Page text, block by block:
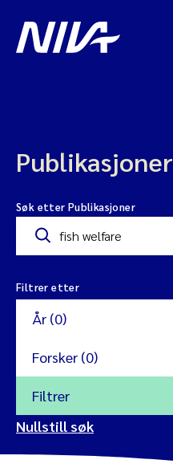
Publikasjoner
Søk etter Publikasjoner
Filtrer etter
År (0)
Forsker (0)
Filtrer
Nullstill søk